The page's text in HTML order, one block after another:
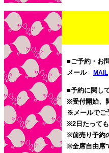
■ご予約・お
メール
MAIL
■予約に関し
※受付開始、
※メールでご
※2日たって
※前売り予約
※全席自由席